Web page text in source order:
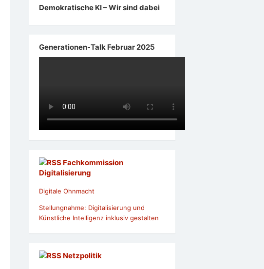
Demokratische KI – Wir sind dabei
Generationen-Talk Februar 2025
Fachkommission
Digitalisierung
Digitale Ohnmacht
Stellungnahme: Digitalisierung und
Künstliche Intelligenz inklusiv gestalten
Netzpolitik